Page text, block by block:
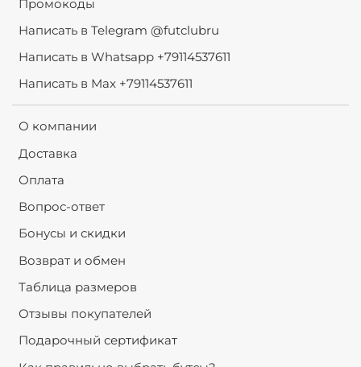
Промокоды
Написать в Telegram @futclubru
Написать в Whatsapp +79114537611
Написать в Max +79114537611
О компании
Доставка
Оплата
Вопрос-ответ
Бонусы и скидки
Возврат и обмен
Таблица размеров
Отзывы покупателей
Подарочный сертификат